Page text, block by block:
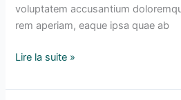
voluptatem accusantium
rem aperiam, eaque ipsa quae ab
Lire la suite »